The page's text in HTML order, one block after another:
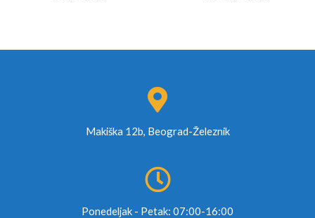
Makiška 12b, Beograd-Železnik
Ponedeljak - Petak: 07:00-16:00